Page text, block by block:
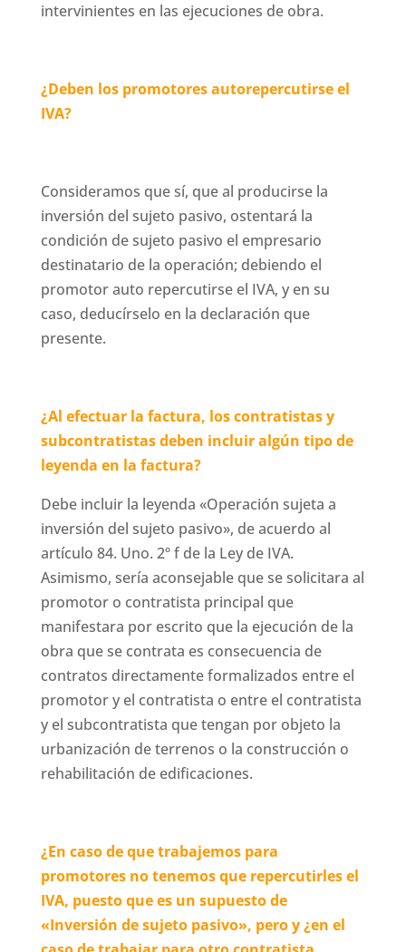
intervinientes en las ejecuciones de obra.
¿Deben los promotores autorepercutirse el
IVA?
Consideramos que sí, que al producirse la
inversión del sujeto pasivo, ostentará la
condición de sujeto pasivo el empresario
destinatario de la operación; debiendo el
promotor auto repercutirse el IVA, y en su
caso, deducírselo en la declaración que
presente.
¿Al efectuar la factura, los contratistas y
subcontratistas deben incluir algún tipo de
leyenda en la factura?
Debe incluir la leyenda «Operación sujeta a
inversión del sujeto pasivo», de acuerdo al
artículo 84. Uno. 2º f de la Ley de IVA.
Asimismo, sería aconsejable que se solicitara al
promotor o contratista principal que
manifestara por escrito que la ejecución de la
obra que se contrata es consecuencia de
contratos directamente formalizados entre el
promotor y el contratista o entre el contratista
y el subcontratista que tengan por objeto la
urbanización de terrenos o la construcción o
rehabilitación de edificaciones.
¿En caso de que trabajemos para
promotores no tenemos que repercutirles el
IVA, puesto que es un supuesto de
«Inversión de sujeto pasivo», pero y ¿en el